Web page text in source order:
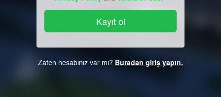
Zaten hesabınız var mı? Buradan giriş yapın.